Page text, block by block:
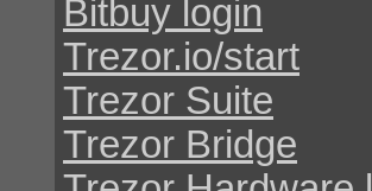
Bitbuy login
Trezor.io/start
Trezor Suite
Trezor Bridge